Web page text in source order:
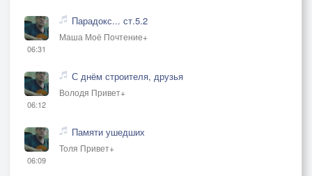
06:31
Парадокс... ст.5.2
Маша Моё Почтение+
06:12
С днём строителя, друзья
Володя Привет+
06:09
Памяти ушедших
Толя Привет+